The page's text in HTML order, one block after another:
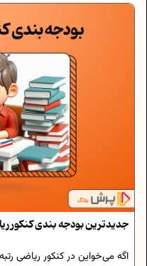
جدیدترین بودجه بندی کنکور
اگه می‌خواین در کنکور ریاضی